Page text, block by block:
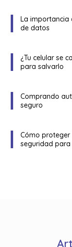
La importancia
de datos
¿Tu celular se
para salvarlo
Comprando
seguro
Cómo
seguridad para